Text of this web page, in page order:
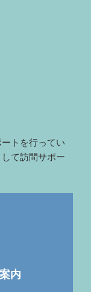
トを行ってい
て訪問サポー
内